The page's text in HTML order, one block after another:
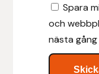
Spara
och
nästa
Källquist Equestrian
Karlslund
Kidka of Iceland